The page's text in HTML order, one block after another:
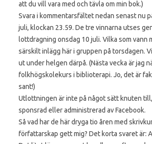
att du vill vara med och tävla om min bok.)
Svara i kommentarsfältet nedan senast nu
juli, klockan 23.59. De tre vinnarna utses
lottdragning onsdag 10 juli. Vilka som vann
särskilt inlägg här i gruppen på torsdagen.
ut under helgen därpå. (Nästa vecka är jag
folkhögskolekurs i biblioterapi. Jo, det är
sant!)
Utlottningen är inte på något sätt knuten
sponsrad eller administrerad av Facebook.
Så vad har de här dryga tio åren med
författarskap gett mig? Det korta svaret är: